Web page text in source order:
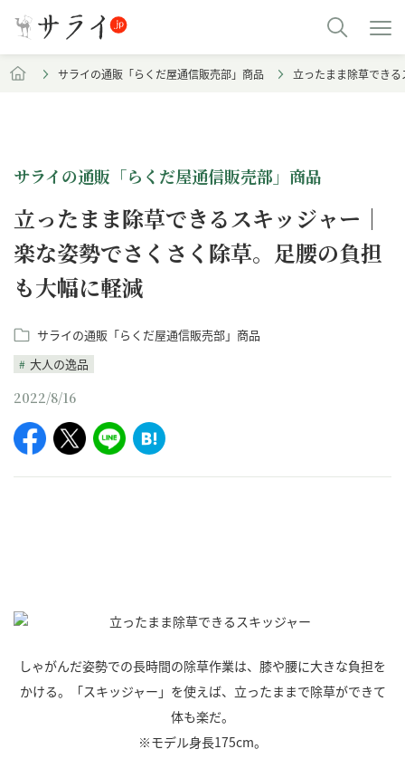
サライの通販「らくだ屋通信販売部」商品 立ったまま除草でき
サライの通販「らくだ屋通信販売部」商品
立ったまま除草できるスキッジャー｜
楽な姿勢でさくさく除草。足腰の負担
も大幅に軽減
サライの通販「らくだ屋通信販売部」商品
大人の逸品
2022/8/16
しゃがんだ姿勢での長時間の除草作業は、膝や腰に大きな負担を
かける。「スキッジャー」を使えば、立ったままで除草ができて
体も楽だ。
※モデル身長175cm。